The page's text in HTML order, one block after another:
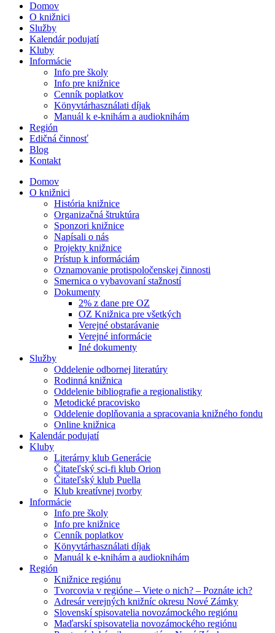
Domov
O knižnici
Služby
Kalendár podujatí
Kluby
Informácie
Info pre školy
Info pre knižnice
Cenník poplatkov
Könyvtárhasználati díjak
Manuál k e-knihám a audioknihám
Región
Edičná činnosť
Blog
Kontakt
Domov
O knižnici
História knižnice
Organizačná štruktúra
Sponzori knižnice
Napísali o nás
Projekty knižnice
Prístup k informáciám
Oznamovanie protispoločenskej činnosti
Smernica o vybavovaní stažností
Dokumenty
2% z dane pre OZ
OZ Knižnica pre všetkých
Verejné obstarávanie
Verejné informácie
Iné dokumenty
Služby
Oddelenie odbornej literatúry
Rodinná knižnica
Oddelenie bibliografie a regionalistiky
Metodické pracovisko
Oddelenie doplňovania a spracovania knižného fondu
Online knižnica
Kalendár podujatí
Kluby
Literárny klub Generácie
Čitateľský sci-fi klub Orion
Čitateľský klub Puella
Klub kreatívnej tvorby
Informácie
Info pre školy
Info pre knižnice
Cenník poplatkov
Könyvtárhasználati díjak
Manuál k e-knihám a audioknihám
Región
Knižnice regiónu
Tvorcovia v regióne – Viete o nich? – Poznáte ich?
Adresár verejných knižníc okresu Nové Zámky
Slovenskí spisovatelia novozámockého regiónu
Maďarskí spisovatelia novozámockého regiónu